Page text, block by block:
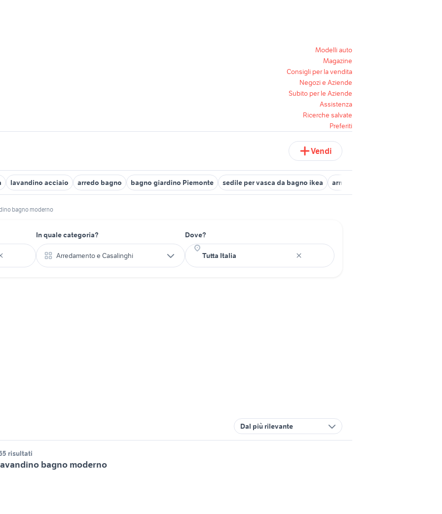
Modelli auto
Magazine
Consigli per la vendita
Negozi e Aziende
Subito per le Aziende
Assistenza
Ricerche salvate
Preferiti
Vendi
lavandino acciaio arredo bagno bagno giardino Piemonte sedile per vasca da bagno ikea armadietto bagno
bagno moderno
In quale categoria?
Arredamento e Casalinghi
Dove?
Dal più rilevante
risultati
bagno moderno